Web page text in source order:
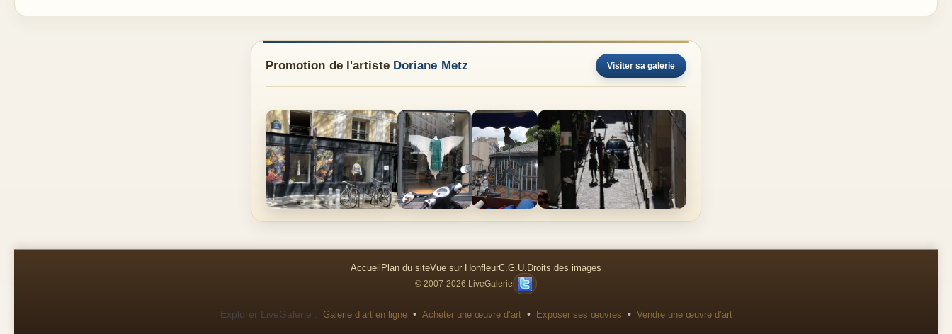
Promotion de l'artiste Doriane Metz Visiter sa galerie
Accueil Plan du siteVue sur HonfleurC.G.U. Droits des images
© 2007-2026 LiveGalerie
Explorer LiveGalerie : Galerie d’art en ligne • Acheter une œuvre d’art • Exposer ses œuvres • Vendre une œuvre d’art